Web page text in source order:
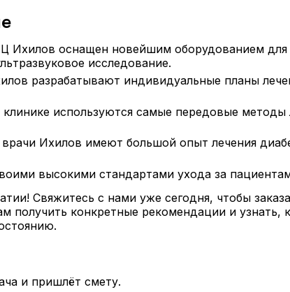
оснащен новейшим оборудованием для
исследование.
разрабатывают индивидуальные планы
используются самые передовые методы
Ихилов имеют большой опыт лечения
высокими стандартами ухода за
Свяжитесь с нами уже сегодня, чтобы
получить конкретные рекомендации и
и пришлёт смету.